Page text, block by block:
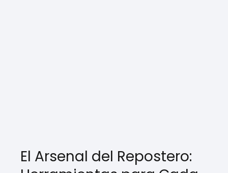
El Arsenal del Repostero: